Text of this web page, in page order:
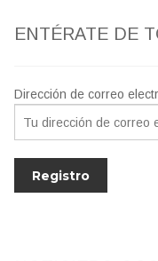
ENTÉRATE DE
Dirección de correo